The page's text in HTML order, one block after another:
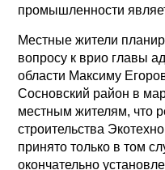
промышленности
Местные жители
вопросу к врио главы
области Максиму
Сосновский район в
местным жителям, что
строительства
принято только в том
окончательно